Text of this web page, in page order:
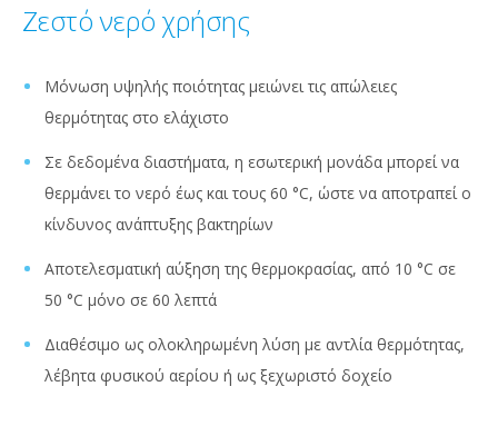
Ζεστό νερό χρήσης
Μόνωση υψηλής ποιότητας μειώνει τις απώλειες
θερμότητας στο ελάχιστο
Σε δεδομένα διαστήματα, η εσωτερική μονάδα μπορεί να
θερμάνει το νερό έως και τους 60 °C, ώστε να αποτραπεί ο
κίνδυνος ανάπτυξης βακτηρίων
Αποτελεσματική αύξηση της θερμοκρασίας, από 10 °C σε
50 °C μόνο σε 60 λεπτά
Διαθέσιμο ως ολοκληρωμένη λύση με αντλία θερμότητας,
λέβητα φυσικού αερίου ή ως ξεχωριστό δοχείο